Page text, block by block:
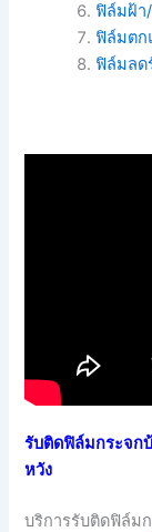
ฟิล์มฝ้
ฟิล์มตก
ฟิล์มลด
รับติดฟิล์มกระจก
หวัง
บริการรับติดฟิล์ม